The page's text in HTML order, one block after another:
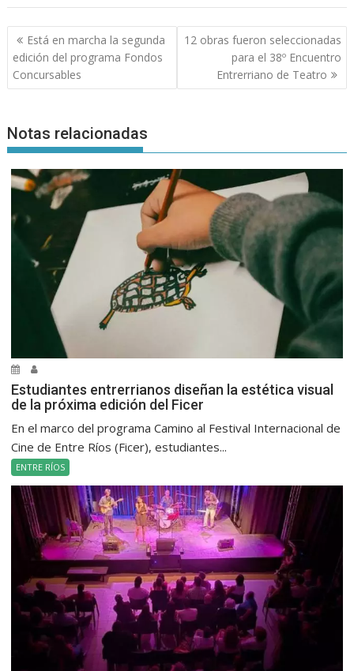
Navegación
de
entradas
Está en marcha la segunda
edición del programa Fondos
Concursables
12 obras fueron seleccionadas
para el 38º Encuentro
Entrerriano de Teatro
Notas relacionadas
Estudiantes entrerrianos diseñan la estética visual
de la próxima edición del Ficer
En el marco del programa Camino al Festival Internacional de
Cine de Entre Ríos (Ficer), estudiantes...
ENTRE RÍOS